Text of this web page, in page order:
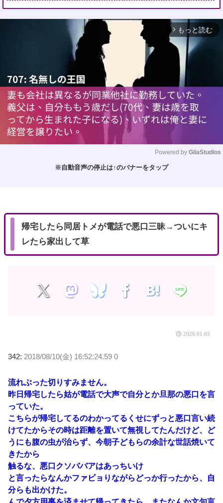
arrow_forward_ios もっと読む
Powered by GliaStudios
※自動音声の停止は↑のバナーをタップ
帰宅したら同居トメが電話で悪口三昧→ついにキ
レたら家出して草
2026.01.05
342: 2018/08/10(金) 16:52:24.59 0
流れぶった切りすみません。
昨日帰宅したら姑が電話で大声で自分とか旦那の悪口を言
っていた。
こちらが帰宅してるのわかってるくせにずっと悪口言い続
けてたからその時は距離を置いて無視してたんだけど、ど
うにも腹の虫が治らず、今朝子どもらの余計な世話焼いて
きたから
触るな、悪口クソババアはあっちいけ
と言ったらなんかファビョりながらどっか行ったから、自
分らも出かけた。